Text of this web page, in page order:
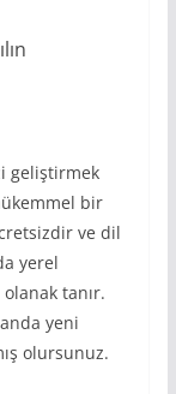
geliştirmek
bir
ve dil
yerel
tanır.
yeni
olursunuz.